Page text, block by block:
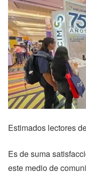
Estimados lectores
Es de suma
este medio de